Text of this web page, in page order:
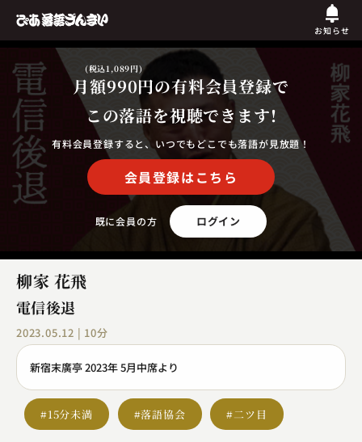
お知らせ
月額990円
(税込1,089円)
の有料会員登録で
この落語を視聴できます!
有料会員登録すると、いつでもどこでも落語が見放題！
会員登録はこちら
既に会員の方 ログイン
柳家 花飛
電信後退
2023.05.12 | 10分
新宿末廣亭 2023年 5月中席より
#15分未満 #落語協会 #二ツ目